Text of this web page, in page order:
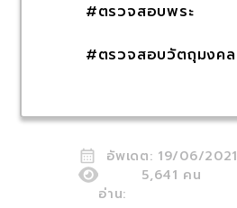
#ตรวจสอบพระ
#ตรวจสอบวัตถุมงคล
อัพเดต: 19/06/2021
อ่าน:
5,641 คน